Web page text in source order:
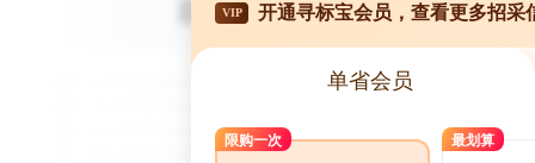
VIP 开通寻标宝会员，查看更多招采
单省会员
限购一次 最划算